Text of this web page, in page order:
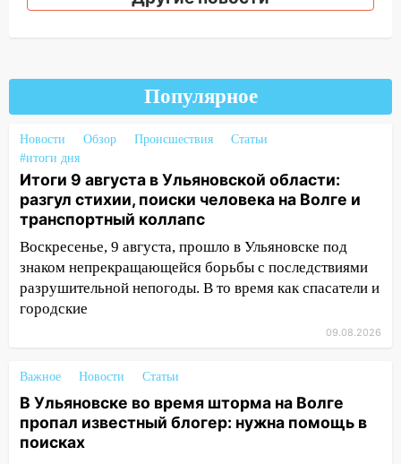
В Ульяновской области люди в
СНТ сидят без света
10:13
Прокуратура подвела итоги
недели в Ульяновской области
09:18 Из-за ливня заблокировано
движение трамваев в Ульяновске
09:15 Ураган, изнасилование ребенка,
автоподставы и атака беспилотников:
важные итоги прошедшей недели в
Ульяновской области
инфраструктуру после шторма
08:19
Внимание! В Цильнинском районе
пропал 67-летний мужчина
Популярное
Новости Обзор Происшествия
Статьи
#итоги дня
Итоги 9 августа в Ульяновской области:
разгул стихии, поиски человека на Волге и
транспортный коллапс
Воскресенье, 9 августа, прошло в Ульяновске под
знаком непрекращающейся борьбы с последствиями
разрушительной непогоды. В то время как спасатели и
городские
09.08.2026
Важное Новости Статьи
В Ульяновске во время шторма на Волге
пропал известный блогер: нужна помощь в
поисках